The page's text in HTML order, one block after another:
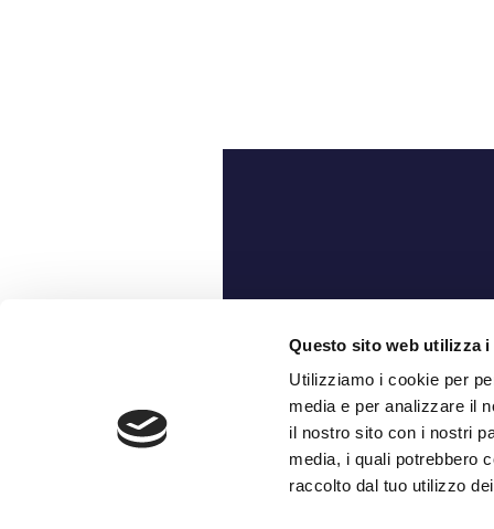
Questo sito web utilizza i
Utilizziamo i cookie per
media e per analizzare il
il nostro sito con i nostri
media, i quali potrebbero
raccolto dal tuo utilizzo